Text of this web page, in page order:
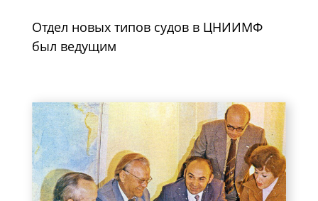
Отдел новых типов судов в ЦНИИМФ
был ведущим